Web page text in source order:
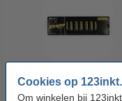
Cookies op
Om winkelen bij
123accu Xtreme Power